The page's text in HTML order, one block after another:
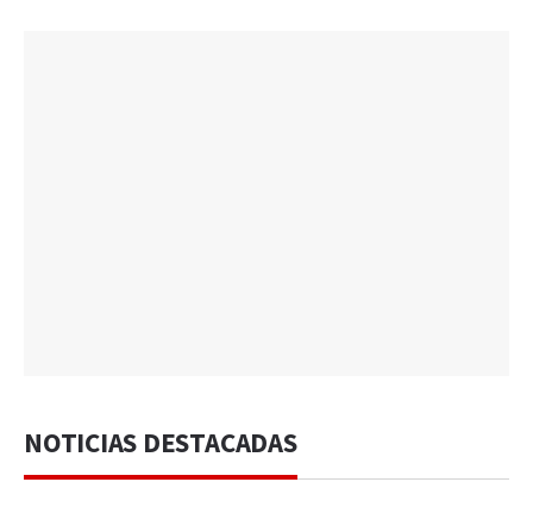
NOTICIAS DESTACADAS